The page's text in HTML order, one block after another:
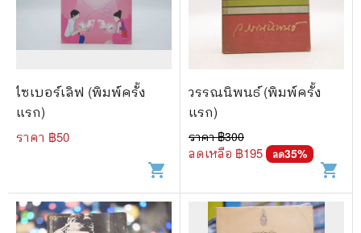
ไซเบอร์เลิฟ (พิมพ์ครั้ง
แรก)
ราคา ฿50
shopping_cart
วรรณนิพนธ์ (พิมพ์ครั้ง
แรก)
ราคา ฿300
ลดเหลือ ฿195 ลด35%
shopping_cart
🐲 หนังสือเด็ก
📕 นิตยสาร
🌎 International Books
🎲 Board Game
📅 สินค้าอื่นๆ